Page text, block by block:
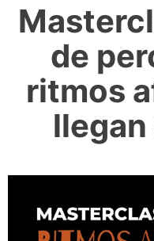
de
ritmos